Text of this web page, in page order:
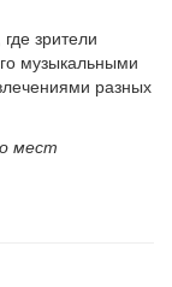
зрители
музыкальными
разных
мест